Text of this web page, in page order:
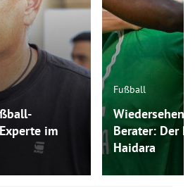
im
Fußball
Wiedersehen
Berater: Der
Haidara